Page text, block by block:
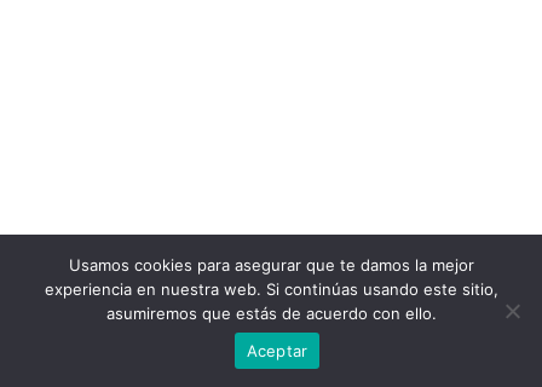
Usamos cookies para asegurar que te damos la mejor
experiencia en nuestra web. Si continúas usando este sitio,
asumiremos que estás de acuerdo con ello.
Aceptar